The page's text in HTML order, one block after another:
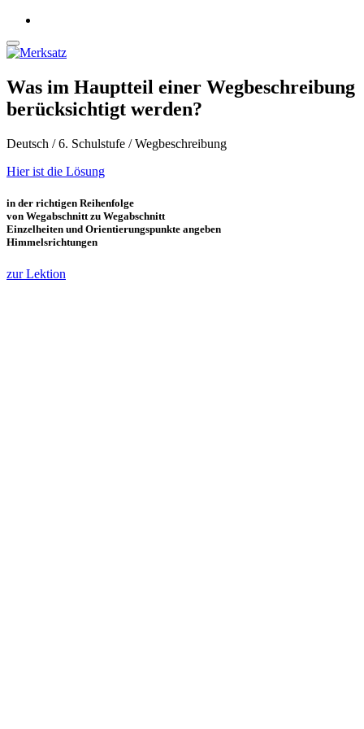
Was im Hauptteil einer Wegbeschreibung
berücksichtigt werden?
Deutsch / 6. Schulstufe / Wegbeschreibung
Hier ist die Lösung
in der richtigen Reihenfolge
von Wegabschnitt zu Wegabschnitt
Einzelheiten und Orientierungspunkte angeben
Himmelsrichtungen
zur Lektion